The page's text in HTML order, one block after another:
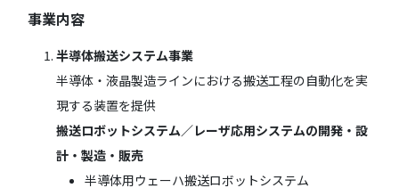
事業内容
半導体搬送システム事業
半導体・液晶製造ラインにおける搬送工程の自動化を実
現する装置を提供
搬送ロボットシステム／レーザ応用システムの開発・設
計・製造・販売
半導体用ウェーハ搬送ロボットシステム